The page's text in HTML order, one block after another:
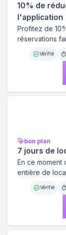
10% de
l'application
Profitez de
réservations
Vérifié
bon plan
7 jours de
En ce moment
entière de
Vérifié